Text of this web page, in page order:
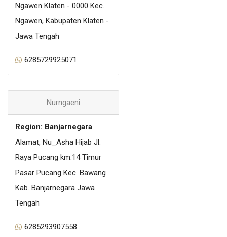
Ngawen Klaten - 0000 Kec.
Ngawen, Kabupaten Klaten -
Jawa Tengah
6285729925071
Nurngaeni
Region: Banjarnegara
Alamat, Nu_Asha Hijab Jl.
Raya Pucang km.14 Timur
Pasar Pucang Kec. Bawang
Kab. Banjarnegara Jawa
Tengah
6285293907558